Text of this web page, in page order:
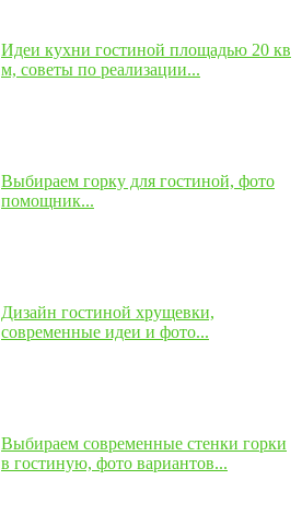
Идеи кухни гостиной площадью 20 кв
м, советы по реализации...
Выбираем горку для гостиной, фото
помощник...
Дизайн гостиной хрущевки,
современные идеи и фото...
Выбираем современные стенки горки
в гостиную, фото вариантов...